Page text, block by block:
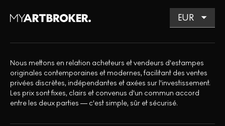
Nous mettons en relation acheteurs et vendeurs d'estampes
originales contemporaines et modernes, facilitant des ventes
privées discrètes, indépendantes et axées sur l'investissement.
Les prix sont fixes, clairs et convenus d'un commun accord
entre les deux parties — c'est simple, sûr et sécurisé.